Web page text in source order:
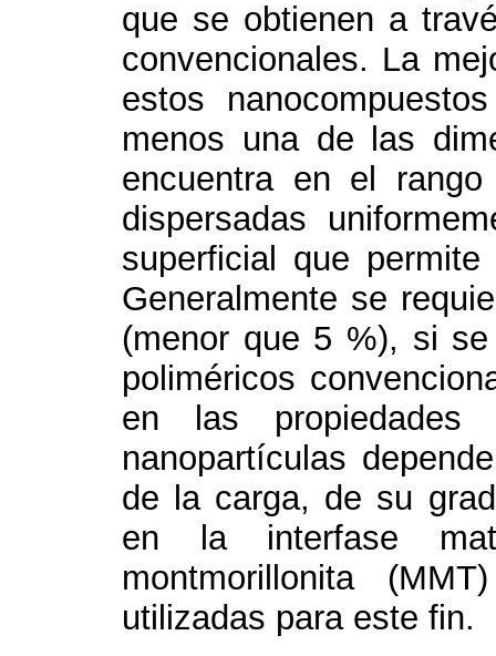
que se obtienen a
convencionales. La
estos
menos una de las
encuentra en el
dispersadas
superficial que
Generalmente se
(menor que 5 %), si
poliméricos
en las propiedades
nanopartículas
de la carga, de su
en la interfase
montmorillonita
utilizadas para este fin.